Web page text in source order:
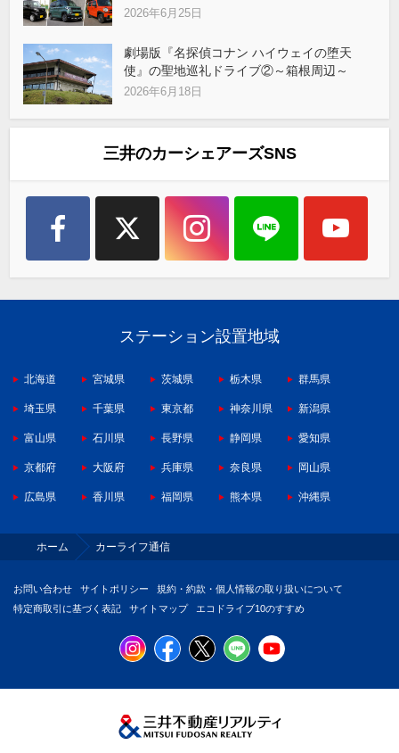
2026年6月25日
劇場版『名探偵コナン ハイウェイの堕天
使』の聖地巡礼ドライブ②～箱根周辺～
2026年6月18日
三井のカーシェアーズSNS
ステーション設置地域
北海道 宮城県 茨城県 栃木県 群馬県
埼玉県 千葉県 東京都 神奈川県 新潟県
富山県 石川県 長野県 静岡県 愛知県
京都府 大阪府 兵庫県 奈良県 岡山県
広島県 香川県 福岡県 熊本県 沖縄県
ホーム カーライフ通信
お問い合わせ サイトポリシー
規約・約款・個人情報の取り扱いについて
特定商取引に基づく表記
サイトマップ エコドライブ10のすすめ